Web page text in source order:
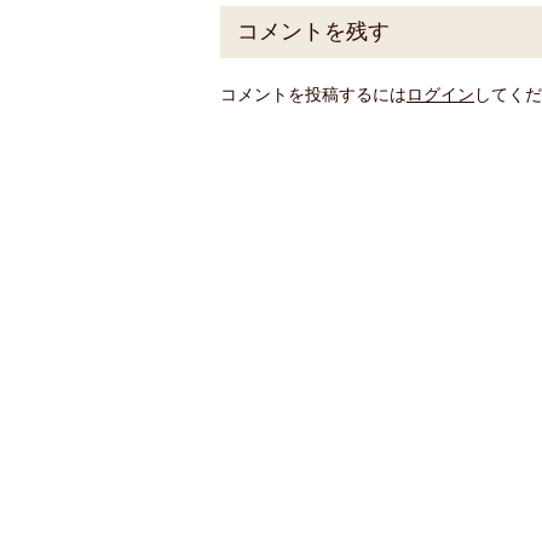
コメントを残す
コメントを投稿するには ログイン してく